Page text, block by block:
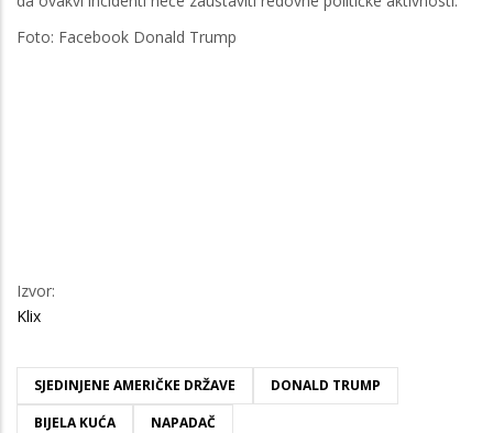
Foto: Facebook Donald Trump
Izvor:
Klix
SJEDINJENE AMERIČKE DRŽAVE
DONALD TRUMP
BIJELA KUĆA
NAPADAČ